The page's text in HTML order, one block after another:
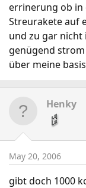
errinerung ob in
Streurakete auf
und zu gar
genügend
über meine
Henky
May 20, 2006
gibt doch 1000